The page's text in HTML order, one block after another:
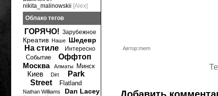
Автор:mem
nikita_malinowskii [Alex]
Облако тегов
ГОРЯЧО! Зарубежное
Креатив Наше Шедевр
На стиле Интересно
Событие
Оффтоп
Москва
Алматы Минск
Киев Dirt
Park
Street
Flatland
Nathan Williams Dan Lacey